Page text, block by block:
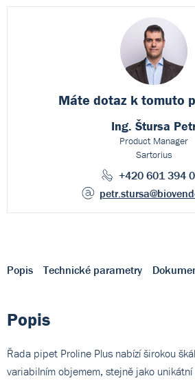
Máte dotaz k tomuto
Ing. Štursa
Product Manager
Sartorius
+420 601 394
petr.stursa
Popis Technické parametry
Popis
Řada pipet Proline Plus nabízí širokou
variabilním objemem, stejně jako